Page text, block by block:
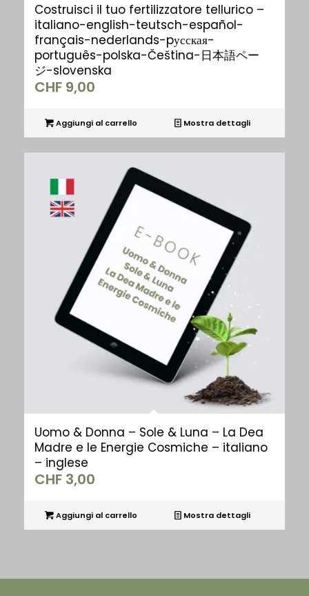
Costruisci il tuo fertilizzatore tellurico –
italiano-english-teutsch-español-
français-nederlands-pусская-
português-polska-Čeština-日本語ペー
ジ-slovenska
CHF9,00
Aggiungi al carrello Mostra dettagli
Uomo & Donna – Sole & Luna – La Dea
Madre e le Energie Cosmiche – italiano
– inglese
CHF3,00
Aggiungi al carrello Mostra dettagli